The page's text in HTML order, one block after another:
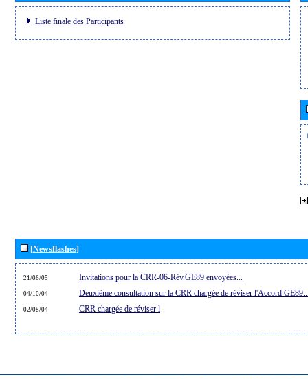
Liste finale des Participants
[Newsflashes]
21/06/05 Invitations pour la CRR-06-Rév.GE89 envoyées...
04/10/04 Deuxième consultation sur la CRR chargée de réviser l'Accord
02/08/04 CRR chargée de réviser l